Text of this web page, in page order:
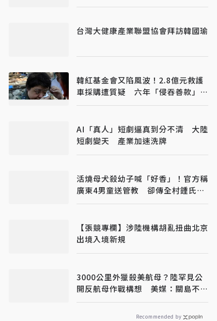
台灣大健康產業聯盟協會拜訪韓國瑜
韓紅基金會又陷風波！2.8億元救護
車採購遭質疑 六年「侵吞善款」傳
聞再起
AI「真人」短劇逼真到分不清 大陸
短劇變天 產業加速洗牌
活燒母犬殺幼子喊「好香」！官方稱
廣東4男童送管教 卻傳全村鍾氏封
村保護
【張競專欄】涉陸機構胡亂扭曲北京
出境入境新規
3000公里外獵殺美航母？陸罕見公
開反航母作戰構想 美媒：關島不再
安全
Recommended by